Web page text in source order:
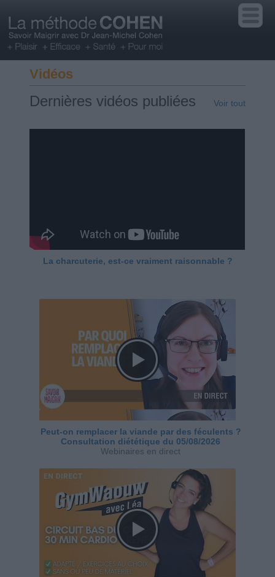
Vidéos
Dernières vidéos publiées Voir tout
La charcuterie, est-ce vraiment raisonnable ?
Peut-on remplacer la viande par des féculents ?
Consultation diététique du 05/08/2026
Webinaires en direct